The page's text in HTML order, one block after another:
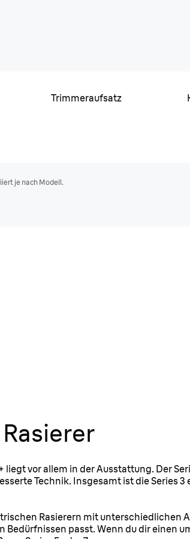
Trimmeraufsatz
je nach Modell.
vor allem in der Ausstattung. Der
Technik. Insgesamt ist die Series
Rasierern mit unterschiedlichen
Bedürfnissen passt. Wenn du dir einen